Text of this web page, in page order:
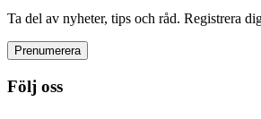
Ta del av nyheter, tips och råd. Registrera
Prenumerera
Följ oss